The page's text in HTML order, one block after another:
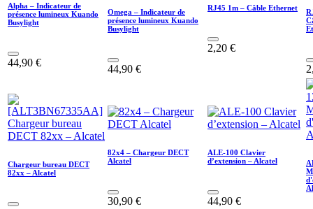
Alpha – Indicateur de
présence lumineux Kuando
Busylight
44,90 €
Omega – Indicateur de
présence lumineux Kuando
Busylight
44,90 €
RJ45 1m – Câble Ethernet
2,20 €
Chargeur bureau DECT
82xx – Alcatel
82x4 – Chargeur DECT
Alcatel
30,90 €
ALE-100 Clavier
d’extension – Alcatel
44,90 €